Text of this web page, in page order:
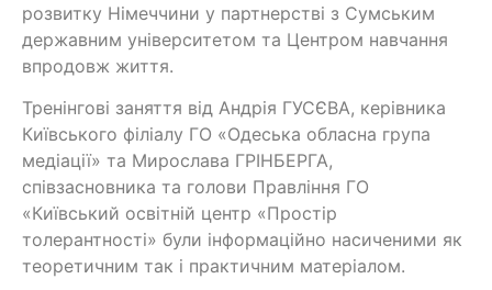
розвитку Німеччини у партнерстві з Сумським
державним університетом та Центром навчання
впродовж життя.
Тренінгові заняття від Андрія ГУСЄВА, керівника
Київського філіалу ГО «Одеська обласна група
медіації» та Мирослава ГРІНБЕРГА,
співзасновника та голови Правління ГО
«Київський освітній центр «Простір
толерантності» були інформаційно насиченими як
теоретичним так і практичним матеріалом.